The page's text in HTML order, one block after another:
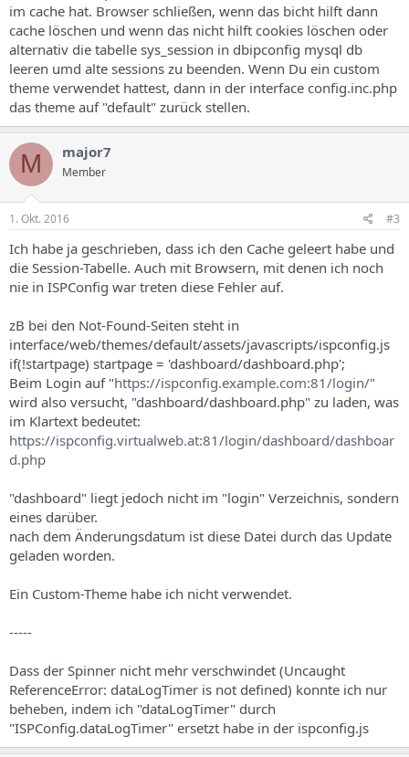
im cache hat. Browser schließen, wenn das bicht hilft dann
cache löschen und wenn das nicht hilft cookies löschen oder
alternativ die tabelle sys_session in dbipconfig mysql db
leeren umd alte sessions zu beenden. Wenn Du ein custom
theme verwendet hattest, dann in der interface config.inc.php
das theme auf "default" zurück stellen.
M major7
Member
1. Okt. 2016 #3
Ich habe ja geschrieben, dass ich den Cache geleert habe und
die Session-Tabelle. Auch mit Browsern, mit denen ich noch
nie in ISPConfig war treten diese Fehler auf.
zB bei den Not-Found-Seiten steht in
interface/web/themes/default/assets/javascripts/ispconfig.js
if(!startpage) startpage = 'dashboard/dashboard.php';
Beim Login auf "https://ispconfig.example.com:81/login/"
wird also versucht, "dashboard/dashboard.php" zu laden, was
im Klartext bedeutet:
https://ispconfig.virtualweb.at:81/login/dashboard/dashboar
d.php
"dashboard" liegt jedoch nicht im "login" Verzeichnis, sondern
eines darüber.
nach dem Änderungsdatum ist diese Datei durch das Update
geladen worden.
Ein Custom-Theme habe ich nicht verwendet.
-----
Dass der Spinner nicht mehr verschwindet (Uncaught
ReferenceError: dataLogTimer is not defined) konnte ich nur
beheben, indem ich "dataLogTimer" durch
"ISPConfig.dataLogTimer" ersetzt habe in der ispconfig.js